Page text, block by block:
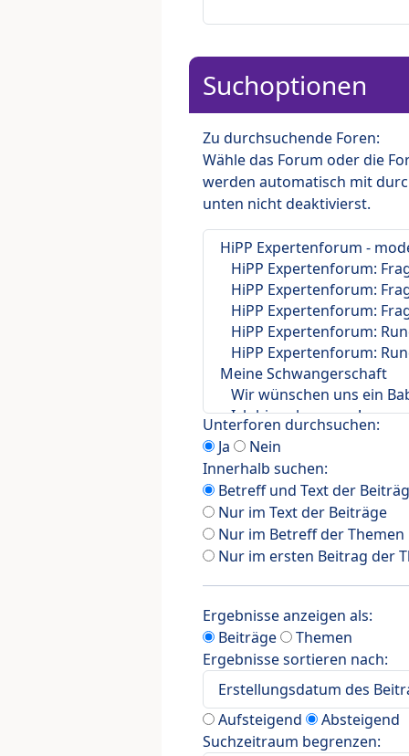
Suchoptionen
Zu durchsuchende Foren:
Wähle das Forum oder die
werden automatisch mit
unten nicht deaktivierst.
Unterforen durchsuchen:
Ja
Nein
Innerhalb suchen:
Betreff und Text der
Nur im Text der Beiträge
Nur im Betreff der Themen
Nur im ersten Beitrag der
Ergebnisse anzeigen als:
Beiträge
Themen
Ergebnisse sortieren nach:
Aufsteigend
Absteigend
Suchzeitraum begrenzen: